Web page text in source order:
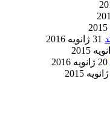
31 ژانویه 2016
20 ژانویه 2016